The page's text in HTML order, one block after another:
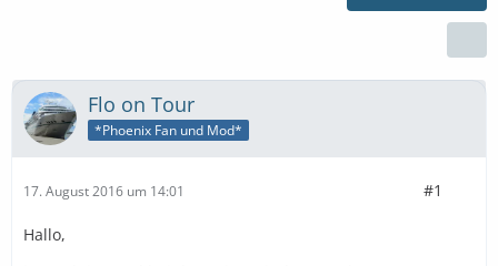
Flo on Tour
*Phoenix Fan und Mod*
17. August 2016 um 14:01 #1
Hallo,